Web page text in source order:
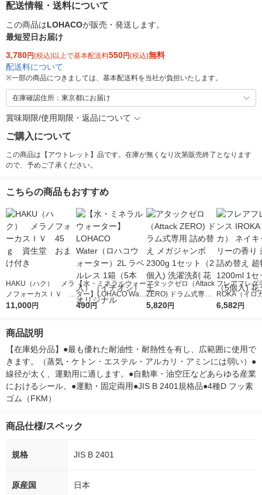
配送情報・送料について
この商品はLOHACOが販売・発送します。
最短翌日お届け
3,780円(税込)以上で基本配送料550円(税込)無料
配送料について
※一部の商品につきましては、基本配送料を当社が負担いたします。
在庫確認住所：東京都にお届け
賞味期限/使用期限・返品について
ご購入について
この商品は【アウトレット】品です。在庫が無くなり次第販売終了となります
ので、予めご了承ください。
こちらの商品もおすすめ
HAKU（ハク） メラ
ノフォーカスＩＶ 4
5ｇ 資生堂 おまけ
11,000円
【水・ミネラルウォー
ター】LOHACO Wate
r（ロハコウォータ
490円
アタックゼロ（Attack
ZERO) ドラム式専用
詰め替え メガジャン
5,820円
フレアフレグ
ROKA（イロ
イキッドリリ
6,582円
商品説明
【在庫処分品】●最も優れた耐油性・耐熱性を有し、広範囲に使用で
きます。（蒸気・ケトン・エステル・アルカリ・アミンには弱い）●
線径が太く、運動用に適します。●自動車・油空圧などあらゆる産業
におけるシール。●運動・固定両用●JIS B 2401規格品●4種D フッ素
ゴム（FKM）
商品仕様/スペック
規格 JIS B 2401
原産国 日本